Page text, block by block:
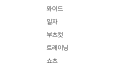
와이드
일자
부츠컷
트레이닝
쇼츠